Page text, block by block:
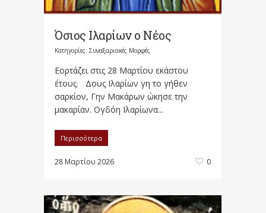
Όσιος Ιλαρίων ο Νέος
Κατηγορίες: Συναξαριακές Μορφές
Εορτάζει στις 28 Μαρτίου εκάστου
έτους. Δους Ιλαρίων γη το γήθεν
σαρκίον, Γην Μακάρων ώκησε την
μακαρίαν. Ογδόη Ιλαρίωνα...
Περισσότερα
28 Μαρτίου 2026 0